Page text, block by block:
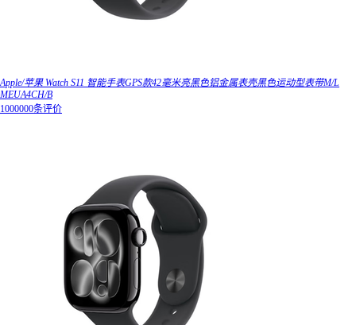
Apple/苹果 Watch S11 智能手表GPS款42毫米亮黑色铝金属表壳黑色运动型表带M/L
MEUA4CH/B
1000000条评价